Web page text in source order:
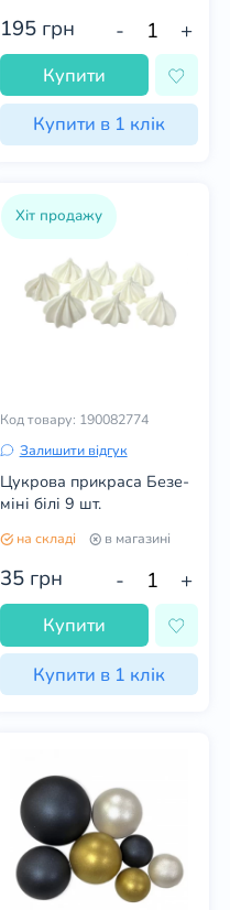
195 грн - +
Купити
Купити в 1 клік
Хіт продажу
Код товару: 190082774
Залишити відгук
Цукрова прикраса Безе-
міні білі 9 шт.
на складі в магазині
35 грн - +
Купити
Купити в 1 клік